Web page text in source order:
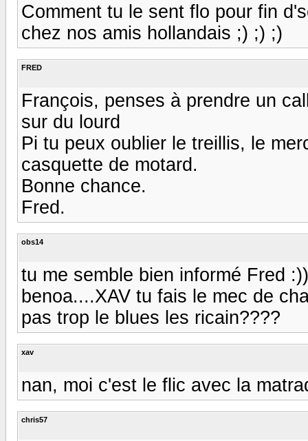
Comment tu le sent flo pour fin
chez nos amis hollandais ;) ;) ;)
FRED
François, penses à prendre un
sur du lourd
Pi tu peux oublier le treillis, le
casquette de motard.
Bonne chance.
Fred.
obs14
tu me semble bien informé Fred
benoa....XAV tu fais le mec de
pas trop le blues les ricain????
xav
nan, moi c'est le flic avec la
chris57